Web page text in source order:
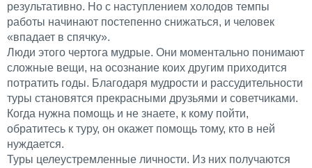
результативно. Но с наступлением холодов темпы
работы начинают постепенно снижаться, и человек
«впадает в спячку».
Люди этого чертога мудрые. Они моментально понимают
сложные вещи, на осознание коих другим приходится
потратить годы. Благодаря мудрости и рассудительности
туры становятся прекрасными друзьями и советчиками.
Когда нужна помощь и не знаете, к кому пойти,
обратитесь к туру, он окажет помощь тому, кто в ней
нуждается.
Туры целеустремленные личности. Из них получаются